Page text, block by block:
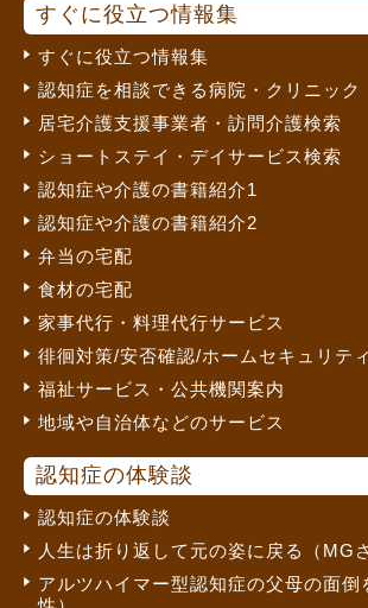
すぐに役立つ情報集
すぐに役立つ情報集
認知症を相談できる病院・クリニック
居宅介護支援事業者・訪問介護検索
ショートステイ・デイサービス検索
認知症や介護の書籍紹介1
認知症や介護の書籍紹介2
弁当の宅配
食材の宅配
家事代行・料理代行サービス
徘徊対策/安否確認/ホームセキュリティ
福祉サービス・公共機関案内
地域や自治体などのサービス
認知症の体験談
認知症の体験談
人生は折り返して元の姿に戻る（MG
アルツハイマー型認知症の父母の面倒